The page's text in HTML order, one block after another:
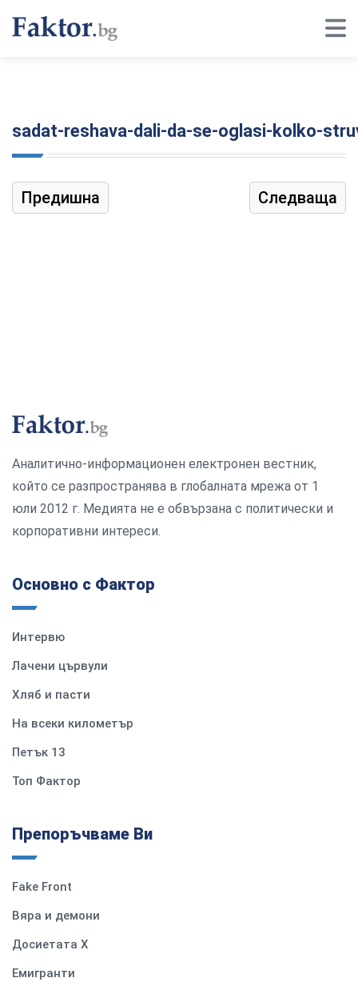
sadat-reshava-dali-da-se-oglasi-kolko-
Предишна Следваща
Аналитично-информационен електронен вестник,
който се разпространява в глобалната мрежа от 1
юли 2012 г. Медията не е обвързана с политически и
корпоративни интереси.
Основно с Фактор
Интервю
Лачени цървули
Хляб и пасти
На всеки километър
Петък 13
Топ Фактор
Препоръчваме Ви
Fake Front
Вяра и демони
Досиетата Х
Емигранти